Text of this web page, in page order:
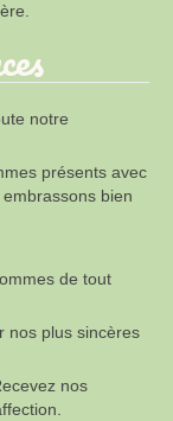
notre
présents avec
bien
de tout
nos plus sincères
nos